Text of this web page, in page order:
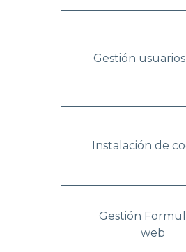
Gestión
Instalación de
Gestión
web